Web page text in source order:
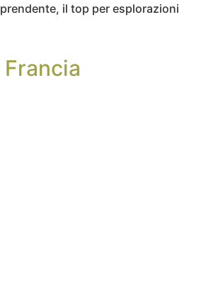
il top per esplorazioni